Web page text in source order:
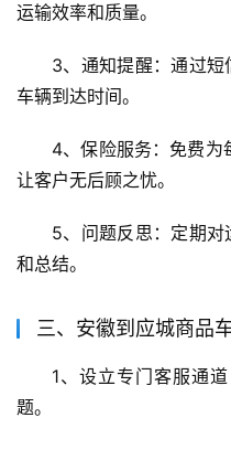
运输效率和质量。
3、通知提醒：通过
车辆到达时间。
4、保险服务：免费为
让客户无后顾之忧。
5、问题反思：定期
和总结。
三、安徽到应城商品
1、设立专门客服通
题。